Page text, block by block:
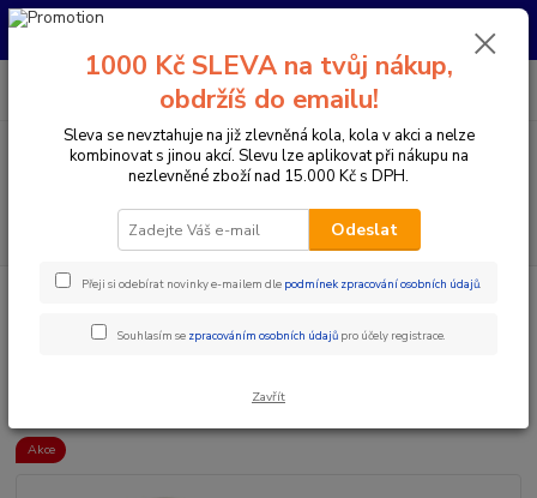
Pro nachystání kola / doplňků na prodejně si prosím zavolejte dopředu.
Menu
CZK
PO-PÁ 10:00-17:00 | SO: 9:00-12:00
Doplňky a helmy Cyklistické helmy Integrální helmy
COPPER - (SIXSIXONE)
Akce
1000 Kč SLEVA na tvůj nákup,
obdržíš do emailu!
Sleva se nevztahuje na již zlevněná kola, kola v akci a nelze
kombinovat s jinou akcí. Slevu lze aplikovat při nákupu na
nezlevněné zboží nad 15.000 Kč s DPH.
Odeslat
Přeji si odebírat novinky e-mailem dle podmínek zpracování osobních údajů.
Souhlasím se zpracováním osobních údajů pro účely registrace.
Zavřít